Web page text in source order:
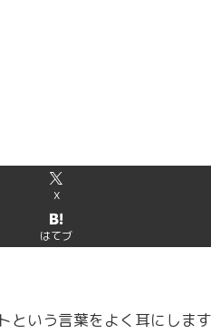
X
はてブ
という言葉をよく耳にしま